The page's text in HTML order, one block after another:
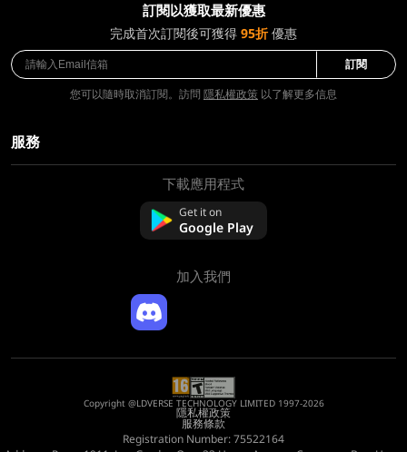
訂閱以獲取最新優惠
完成首次訂閱後可獲得 95折優惠
訂閱
您可以隨時取消訂閱。訪問 隱私權政策 以了解更多信息
服務
下載應用程式
Get it on
Google Play
加入我們
Copyright @LDVERSE TECHNOLOGY LIMITED 1997-2026
隱私權政策
服務條款
Registration Number: 75522164